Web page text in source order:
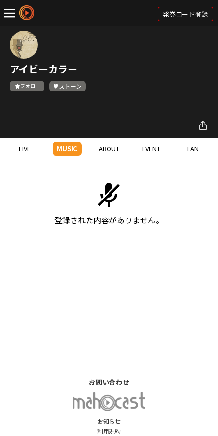
発券コード登録
アイビーカラー
フォロー ストーン
LIVE MUSIC ABOUT EVENT FAN
登録された内容がありません。
お知らせ
利用規約
お問い合わせ